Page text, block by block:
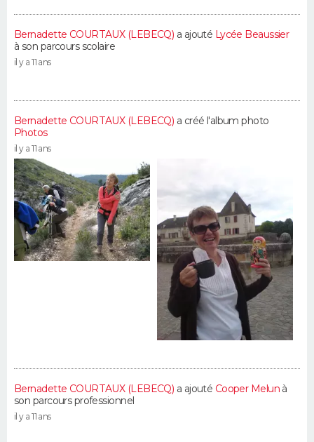
Bernadette COURTAUX (LEBECQ) a ajouté Lycée Beaussier
à son parcours scolaire
il y a 11 ans
Bernadette COURTAUX (LEBECQ) a créé l'album photo
Photos
il y a 11 ans
Bernadette COURTAUX (LEBECQ) a ajouté Cooper Melun à
son parcours professionnel
il y a 11 ans